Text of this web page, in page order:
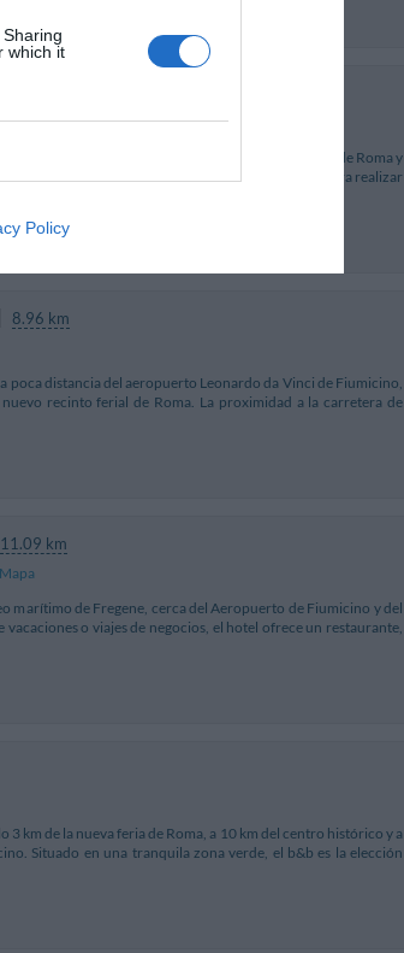
which it
Policy
Mapa
barrio residencial de Casal Palocco, a 20 km de Roma y
zona verde, este elegante hotel es la base perfecta para realizar
8.96 km
poca distancia del aeropuerto Leonardo da Vinci de Fiumicino,
recinto ferial de Roma. La proximidad a la carretera de
11.09 km
Mapa
marítimo de Fregene, cerca del Aeropuerto de Fiumicino y del
o viajes de negocios, el hotel ofrece un restaurante,
3 km de la nueva feria de Roma, a 10 km del centro histórico y a
Situado en una tranquila zona verde, el b&b es la elección